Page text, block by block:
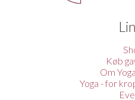
Køb
Om
Yoga - for